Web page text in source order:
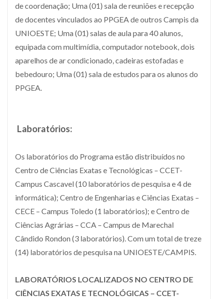
de coordenação; Uma (01) sala de reuniões e recepção
de docentes vinculados ao PPGEA de outros Campis da
UNIOESTE; Uma (01) salas de aula para 40 alunos,
equipada com multimídia, computador notebook, dois
aparelhos de ar condicionado, cadeiras estofadas e
bebedouro; Uma (01) sala de estudos para os alunos do
PPGEA.
Laboratórios:
Os laboratórios do Programa estão distribuídos no
Centro de Ciências Exatas e Tecnológicas – CCET-
Campus Cascavel (10 laboratórios de pesquisa e 4 de
informática); Centro de Engenharias e Ciências Exatas –
CECE – Campus Toledo (1 laboratórios); e Centro de
Ciências Agrárias – CCA – Campus de Marechal
Cândido Rondon (3 laboratórios). Com um total de treze
(14) laboratórios de pesquisa na UNIOESTE/CAMPIS.
LABORATÓRIOS LOCALIZADOS NO CENTRO DE
CIÊNCIAS EXATAS E TECNOLÓGICAS – CCET-